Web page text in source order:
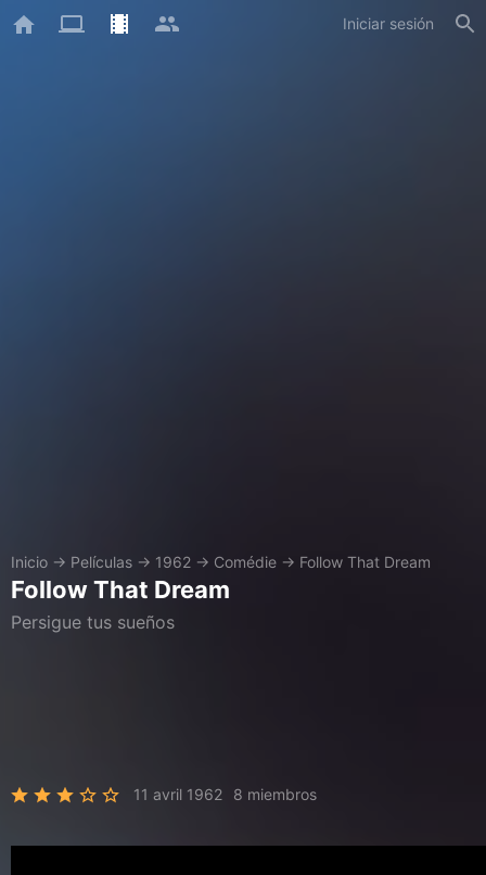
Iniciar sesión
Inicio → Películas → 1962 → Comédie → Follow That Dream
Follow That Dream
Persigue tus sueños
11 avril 1962 8 miembros